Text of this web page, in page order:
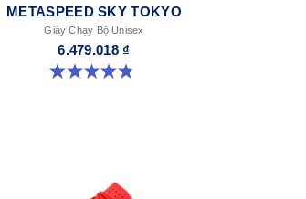
METASPEED SKY TOKYO
Giày Chạy Bộ Unisex
6.479.018 ₫
4.8 trong số 5 sao. 348 đánh giá